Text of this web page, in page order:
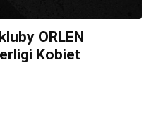
ORLEN
Kobiet